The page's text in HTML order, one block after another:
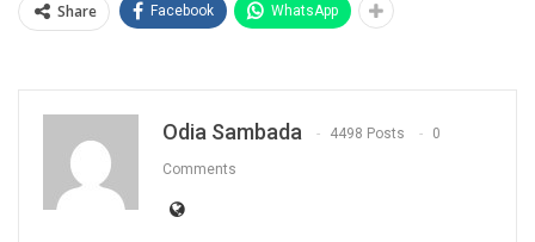
Share Facebook WhatsApp
Odia Sambada 4498 Posts 0
Comments